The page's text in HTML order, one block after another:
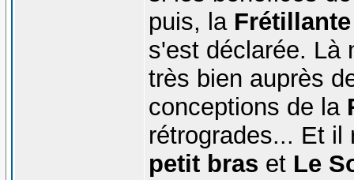
puis, la
s'est déclarée. Là
très bien auprès
conceptions de la
rétrogrades... Et
petit bras et Le